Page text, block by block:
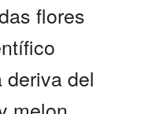
flores
del